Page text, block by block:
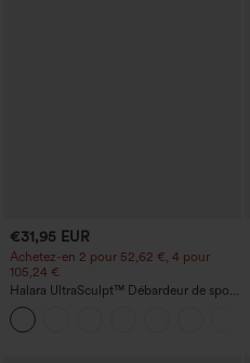
€31,95 EUR
Achetez-en 2 pour 52,62 €, 4 pour
105,24 €
Halara UltraSculpt™ Débardeur de sport
à col rond et ourlet arrondi